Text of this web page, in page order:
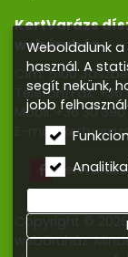
KertVarázs
webáruház
Cím: 5100
Telefon/Fax:
Mobil:+36 30
E-mail:
Copyright ©
webáruház.
Weboldalunk
használ. A
segít nekünk,
jobb